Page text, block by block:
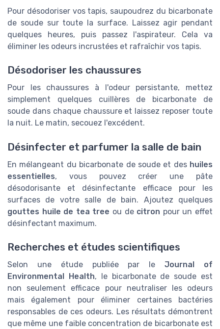
Pour désodoriser vos tapis, saupoudrez du bicarbonate
de soude sur toute la surface. Laissez agir pendant
quelques heures, puis passez l'aspirateur. Cela va
éliminer les odeurs incrustées et rafraîchir vos tapis.
Désodoriser les chaussures
Pour les chaussures à l'odeur persistante, mettez
simplement quelques cuillères de bicarbonate de
soude dans chaque chaussure et laissez reposer toute
la nuit. Le matin, secouez l'excédent.
Désinfecter et parfumer la salle de bain
En mélangeant du bicarbonate de soude et des huiles
essentielles, vous pouvez créer une pâte
désodorisante et désinfectante efficace pour les
surfaces de votre salle de bain. Ajoutez quelques
gouttes huile de tea tree ou de citron pour un effet
désinfectant maximum.
Recherches et études scientifiques
Selon une étude publiée par leJournal of
Environmental Health, le bicarbonate de soude est
non seulement efficace pour neutraliser les odeurs
mais également pour éliminer certaines bactéries
responsables de ces odeurs. Les résultats démontrent
que même une faible concentration de bicarbonate est